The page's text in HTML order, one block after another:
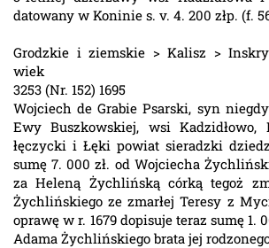
datowany w Koninie s. v. 4. 200 złp. (f.
Grodzkie i ziemskie > Kalisz >
wiek
3253 (Nr. 152) 1695
Wojciech de Grabie Psarski, syn
Ewy Buszkowskiej, wsi Kadzidłowo,
łęczycki i Łęki powiat sieradzki
sumę 7. 000 zł. od Wojciecha
za Heleną Żychlińską córką tegoż
Żychlińskiego ze zmarłej Teresy z
oprawę w r. 1679 dopisuje teraz sumę 1.
Adama Żychlińskiego brata jej